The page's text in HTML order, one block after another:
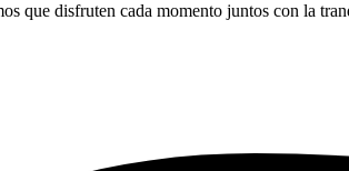
que disfruten cada momento juntos con la